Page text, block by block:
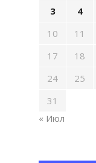
3
4
10
11
17
18
24
25
31
« Июл